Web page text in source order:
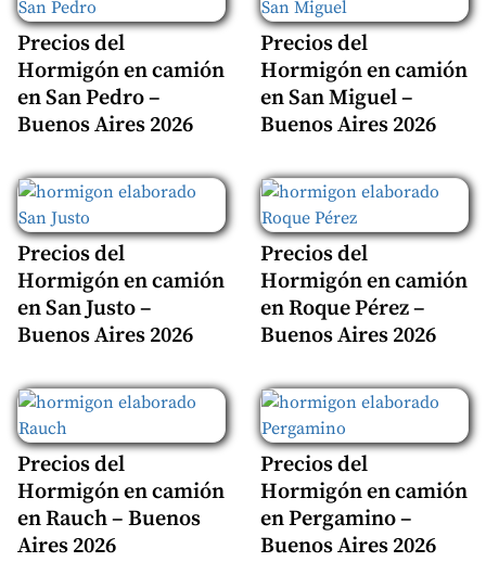
Precios del
Hormigón en camión
en San Pedro –
Buenos Aires 2026
Precios del
Hormigón en camión
en San Miguel –
Buenos Aires 2026
Precios del
Hormigón en camión
en San Justo –
Buenos Aires 2026
Precios del
Hormigón en camión
en Roque Pérez –
Buenos Aires 2026
Precios del
Hormigón en camión
en Rauch – Buenos
Aires 2026
Precios del
Hormigón en camión
en Pergamino –
Buenos Aires 2026